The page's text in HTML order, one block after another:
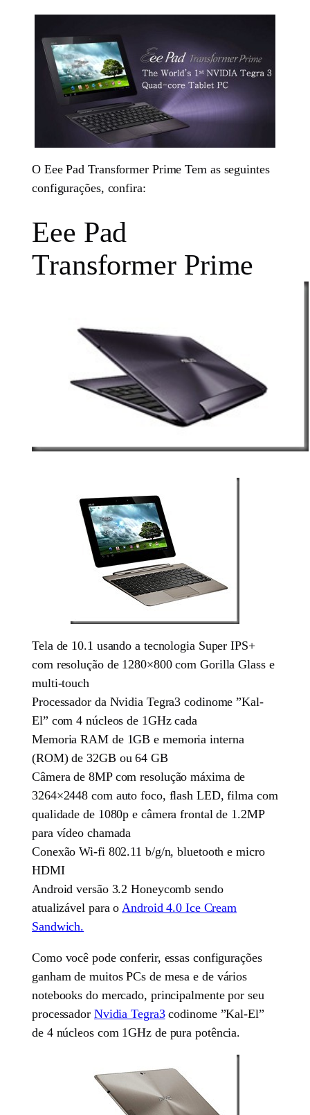
O Eee Pad Transformer Prime Tem as seguintes
configurações, confira:
Eee Pad
Transformer Prime
Tela de 10.1 usando a tecnologia Super IPS+
com resolução de 1280×800 com Gorilla Glass e
multi-touch
Processador da Nvidia Tegra3 codinome ”Kal-
El” com 4 núcleos de 1GHz cada
Memoria RAM de 1GB e memoria interna
(ROM) de 32GB ou 64 GB
Câmera de 8MP com resolução máxima de
3264×2448 com auto foco, flash LED, filma com
qualidade de 1080p e câmera frontal de 1.2MP
para vídeo chamada
Conexão Wi-fi 802.11 b/g/n, bluetooth e micro
HDMI
Android versão 3.2 Honeycomb sendo
atualizável para oAndroid 4.0 Ice Cream
Sandwich.
Como você pode conferir, essas configurações
ganham de muitos PCs de mesa e de vários
notebooks do mercado, principalmente por seu
processador Nvidia Tegra3codinome ”Kal-El”
de 4 núcleos com 1GHz de pura potência.